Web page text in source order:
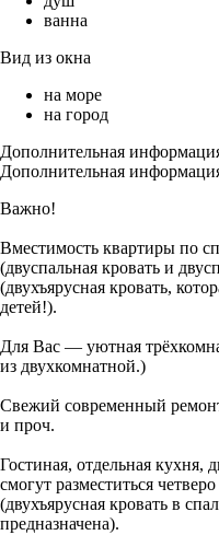
ванна
Вид из окна
на море
на город
Дополнительная
Дополнительная
Важно!
Вместимость квартиры по
(двуспальная кровать и
(двухъярусная кровать,
детей!).
Для Вас — уютная
из двухкомнатной.)
Свежий современный
и проч.
Гостиная, отдельная кухня,
смогут разместиться
(двухъярусная кровать в
предназначена).